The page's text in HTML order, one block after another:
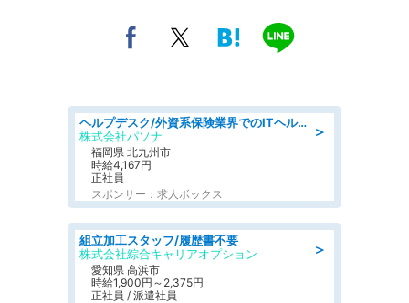
＞
ヘルプデスク/外資系保険業界でのITヘルプデスク業務/駅近/即日勤務可/ヘルプデスク
株式会社パソナ
福岡県 北九州市
時給4,167円
正社員
スポンサー：求人ボックス
＞
組立加工スタッフ/履歴書不要
株式会社綜合キャリアオプション
愛知県 高浜市
時給1,900円～2,375円
正社員 / 派遣社員